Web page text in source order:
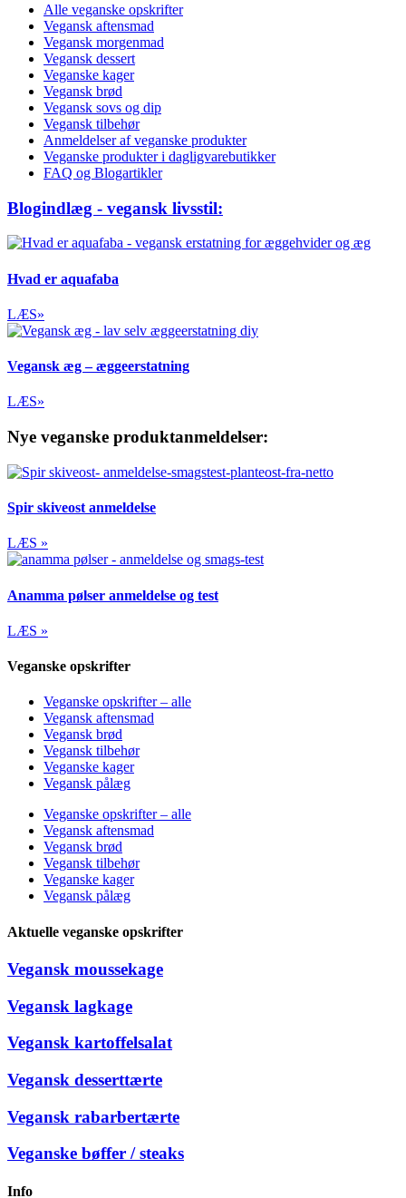
Alle veganske opskrifter
Vegansk aftensmad
Vegansk morgenmad
Vegansk dessert
Veganske kager
Vegansk brød
Vegansk sovs og dip
Vegansk tilbehør
Anmeldelser af veganske produkter
Veganske produkter i dagligvarebutikker
FAQ og Blogartikler
Blogindlæg - vegansk livsstil:
Hvad er aquafaba
LÆS»
Vegansk æg – æggeerstatning
LÆS»
Nye veganske produktanmeldelser:
Spir skiveost anmeldelse
LÆS »
Anamma pølser anmeldelse og test
LÆS »
Veganske opskrifter
Veganske opskrifter – alle
Vegansk aftensmad
Vegansk brød
Vegansk tilbehør
Veganske kager
Vegansk pålæg
Veganske opskrifter – alle
Vegansk aftensmad
Vegansk brød
Vegansk tilbehør
Veganske kager
Vegansk pålæg
Aktuelle veganske opskrifter
Vegansk moussekage
Vegansk lagkage
Vegansk kartoffelsalat
Vegansk desserttærte
Vegansk rabarbertærte
Veganske bøffer / steaks
Info